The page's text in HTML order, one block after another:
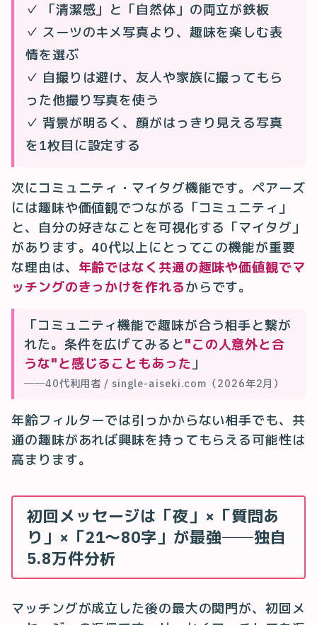
✓ 「清潔感」と「自然体」の両立が鉄板
✓ スーツのキメ写真より、趣味を楽しむ表
情を選ぶ
✓ 自撮りは避け、友人や家族に撮ってもら
った他撮り写真を使う
✓ 背景が明るく、顔がはっきり見える写真
を1枚目に設定する
次にコミュニティ・マイタグ機能です。ペアーズ
には趣味や価値観でつながる「コミュニティ」
と、自分の好きなことを可視化する「マイタグ」
があります。40代以上にとってこの機能が重要
な理由は、 年齢ではなく共通の趣味や価値観でマ
ッチングのきっかけを作れるからです。
「コミュニティ機能で趣味が合う相手と繋が
れた。条件を広げてみると"この人意外と合
うな"と感じることもあった 」
──40代利用者 / single-aiseki.com（2026年2月）
年齢フィルターでは引っかからない相手でも、共
通の趣味があれば興味を持ってもらえる可能性は
高まります。
初回メッセージは「夜」×「質問あ
り」×「21〜80字」が最強──独自
5.8万件分析
マッチングが成立した後の最大の関門が、初回メ